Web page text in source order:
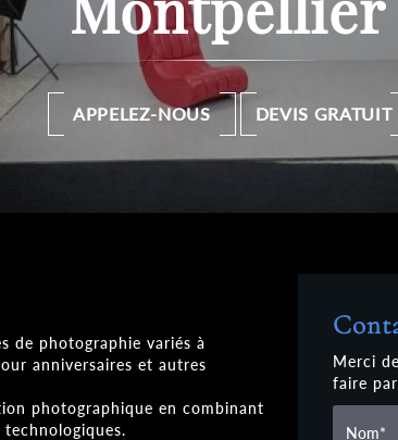
APPELEZ-NOUS DEVIS GRATUIT
de photographie variés à
anniversaires et autres
photographique en combinant
Merci
faire